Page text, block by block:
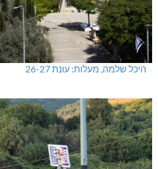
היכל שלמה, מעלות: עונת 26-27